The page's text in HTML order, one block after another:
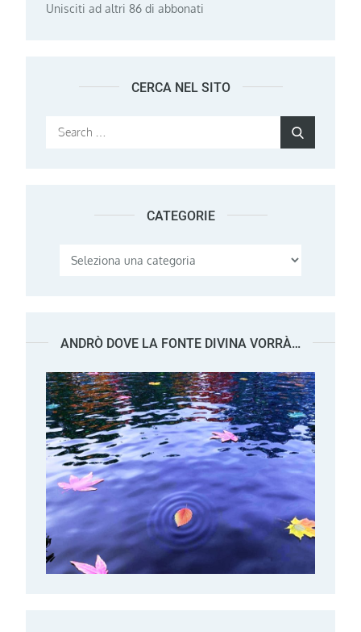
Unisciti ad altri 86 di abbonati
CERCA NEL SITO
Search
CATEGORIE
Categorie
ANDRÒ DOVE LA FONTE DIVINA VORRÀ…